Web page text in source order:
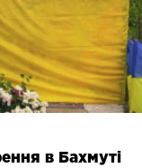
в Бахмуті